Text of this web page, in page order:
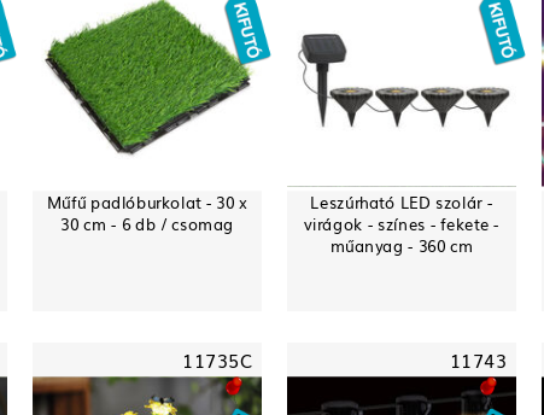
Műfű padlóburkolat - 30 x
30 cm - 6 db / csomag
Leszúrható LED szolár -
virágok - színes - fekete -
műanyag - 360 cm
11735C 11743